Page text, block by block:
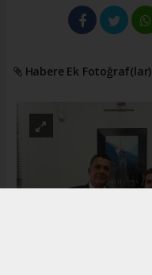
Habere Ek Fotoğraf(lar)